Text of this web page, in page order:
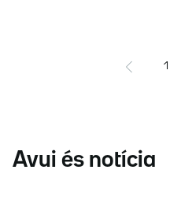
1
Avui és notícia